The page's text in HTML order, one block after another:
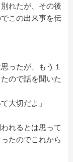
れたが、その後
この出来事を伝
ったが、もう１
ので話を聞いた
大切だよ」
れるとは思って
たのでこれから